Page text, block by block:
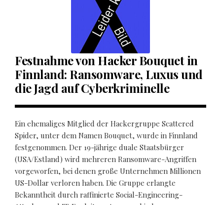
Festnahme von Hacker Bouquet in
Finnland: Ransomware, Luxus und
die Jagd auf Cyberkriminelle
Ein ehemaliges Mitglied der Hackergruppe Scattered
Spider, unter dem Namen Bouquet, wurde in Finnland
festgenommen. Der 19-jährige duale Staatsbürger
(USA/Estland) wird mehreren Ransomware-Angriffen
vorgeworfen, bei denen große Unternehmen Millionen
US-Dollar verloren haben. Die Gruppe erlangte
Bekanntheit durch raffinierte Social-Engineering-